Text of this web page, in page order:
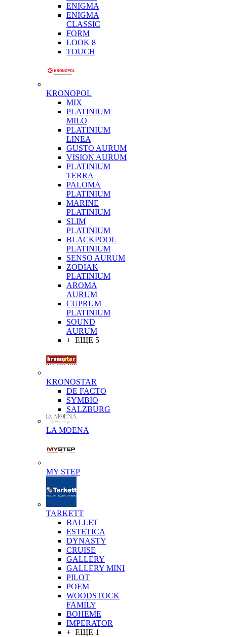
ENIGMA
ENIGMA
CLASSIC
FORM
LOOK 8
TOUCH
KRONOPOL
MIX
PLATINIUM
MILO
PLATINIUM
LINEA
GUSTO AURUM
VISION AURUM
PLATINIUM
TERRA
PALOMA
PLATINIUM
MARINE
PLATINIUM
SLIM
PLATINIUM
BLACKPOOL
PLATINIUM
SENSO AURUM
ZODIAK
PLATINIUM
AROMA
AURUM
CUPRUM
PLATINIUM
SOUND
AURUM
+ ЕЩЕ 5
KRONOSTAR
DE FACTO
SYMBIO
SALZBURG
LA MOENA
MY STEP
TARKETT
BALLET
ESTETICA
DYNASTY
CRUISE
GALLERY
GALLERY MINI
PILOT
POEM
WOODSTOCK
FAMILY
BOHEME
IMPERATOR
+ ЕЩЕ 1